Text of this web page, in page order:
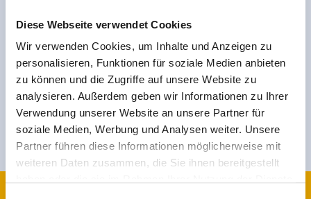
Diese Webseite verwendet Cookies
Wir verwenden Cookies, um Inhalte und Anzeigen zu
personalisieren, Funktionen für soziale Medien anbieten
zu können und die Zugriffe auf unsere Website zu
analysieren. Außerdem geben wir Informationen zu Ihrer
Verwendung unserer Website an unsere Partner für
soziale Medien, Werbung und Analysen weiter. Unsere
Partner führen diese Informationen möglicherweise mit
weiteren Daten zusammen, die Sie ihnen bereitgestellt
Meld u nu aan voor de nieuwsbrief!
Registreer